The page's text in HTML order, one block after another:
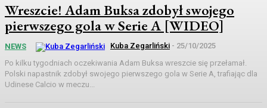
Wreszcie! Adam Buksa zdobył swojego
pierwszego gola w Serie A [WIDEO]
NEWS Kuba Zegarliński - 25/10/2025
Po kilku tygodniach oczekiwania Adam Buksa wreszcie się przełamał.
Polski napastnik zdobył swojego pierwszego gola w Serie A, trafiając dla
Udinese Calcio w meczu...